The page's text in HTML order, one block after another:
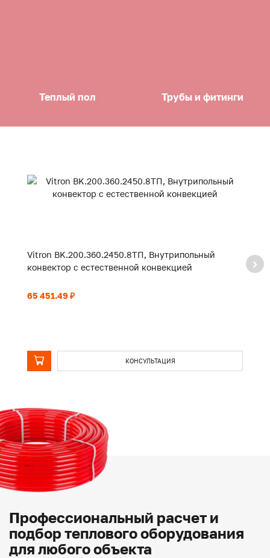
Теплый пол Трубы и фитинги
Vitron BK.200.360.2450.8ТП, Внутрипольный
конвектор с естественной конвекцией
65 451.49 ₽
КОНСУЛЬТАЦИЯ
Профессиональный расчет и
подбор теплового оборудования
для любого объекта